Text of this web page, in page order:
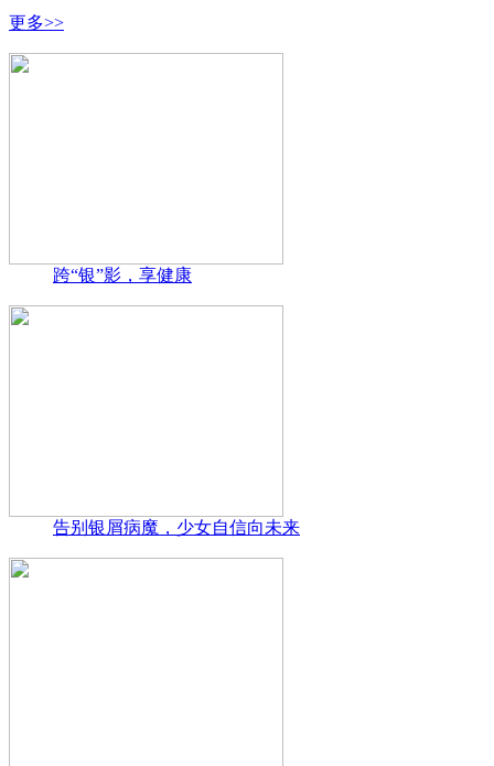
更多>>
跨“银”影，享健康
告别银屑病魔，少女自信向未来